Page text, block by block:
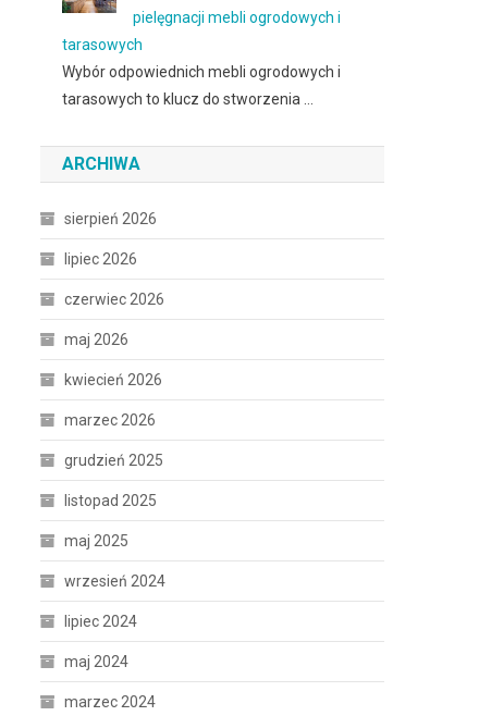
pielęgnacji mebli ogrodowych i
tarasowych
Wybór odpowiednich mebli ogrodowych i
tarasowych to klucz do stworzenia …
ARCHIWA
sierpień 2026
lipiec 2026
czerwiec 2026
maj 2026
kwiecień 2026
marzec 2026
grudzień 2025
listopad 2025
maj 2025
wrzesień 2024
lipiec 2024
maj 2024
marzec 2024